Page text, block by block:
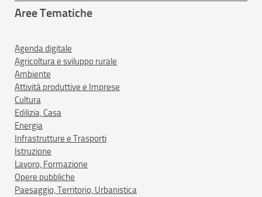
Aree Tematiche
Agenda digitale
Agricoltura e sviluppo rurale
Ambiente
Attività produttive e Imprese
Cultura
Edilizia, Casa
Energia
Infrastrutture e Trasporti
Istruzione
Lavoro, Formazione
Opere pubbliche
Paesaggio, Territorio, Urbanistica